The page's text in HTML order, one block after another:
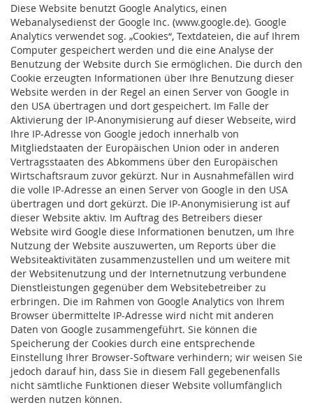
Diese Website benutzt Google Analytics, einen
Webanalysedienst der Google Inc. (www.google.de). Google
Analytics verwendet sog. „Cookies“, Textdateien, die auf Ihrem
Computer gespeichert werden und die eine Analyse der
Benutzung der Website durch Sie ermöglichen. Die durch den
Cookie erzeugten Informationen über Ihre Benutzung dieser
Website werden in der Regel an einen Server von Google in
den USA übertragen und dort gespeichert. Im Falle der
Aktivierung der IP-Anonymisierung auf dieser Webseite, wird
Ihre IP-Adresse von Google jedoch innerhalb von
Mitgliedstaaten der Europäischen Union oder in anderen
Vertragsstaaten des Abkommens über den Europäischen
Wirtschaftsraum zuvor gekürzt. Nur in Ausnahmefällen wird
die volle IP-Adresse an einen Server von Google in den USA
übertragen und dort gekürzt. Die IP-Anonymisierung ist auf
dieser Website aktiv. Im Auftrag des Betreibers dieser
Website wird Google diese Informationen benutzen, um Ihre
Nutzung der Website auszuwerten, um Reports über die
Websiteaktivitäten zusammenzustellen und um weitere mit
der Websitenutzung und der Internetnutzung verbundene
Dienstleistungen gegenüber dem Websitebetreiber zu
erbringen. Die im Rahmen von Google Analytics von Ihrem
Browser übermittelte IP-Adresse wird nicht mit anderen
Daten von Google zusammengeführt. Sie können die
Speicherung der Cookies durch eine entsprechende
Einstellung Ihrer Browser-Software verhindern; wir weisen Sie
jedoch darauf hin, dass Sie in diesem Fall gegebenenfalls
nicht sämtliche Funktionen dieser Website vollumfänglich
werden nutzen können.